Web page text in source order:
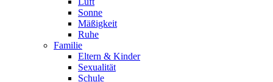
Sonne
Mäßigkeit
Ruhe
Familie
Eltern & Kinder
Sexualität
Schule